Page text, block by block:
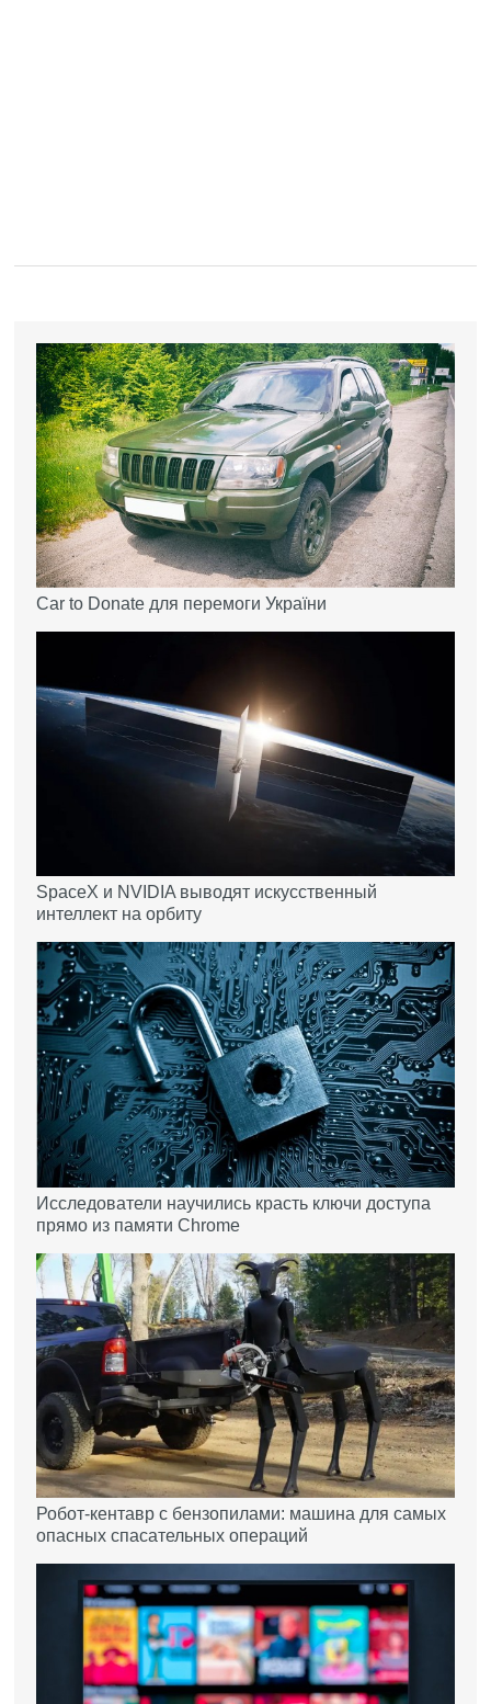
Car to Donate для перемоги України
SpaceX и NVIDIA выводят искусственный
интеллект на орбиту
Исследователи научились красть ключи доступа
прямо из памяти Chrome
Робот-кентавр с бензопилами: машина для самых
опасных спасательных операций